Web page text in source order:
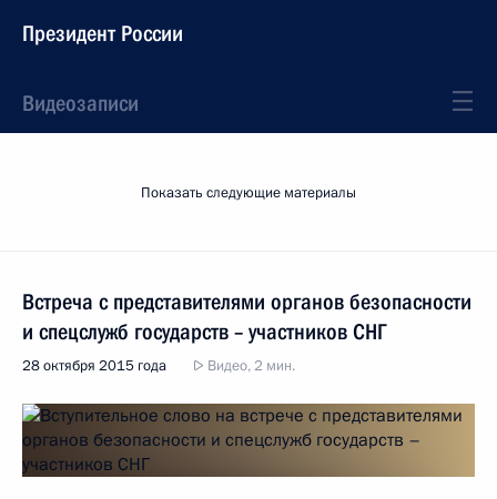
Президент России
Видеозаписи
Показать следующие материалы
Встреча с представителями органов безопасности
и спецслужб государств – участников СНГ
28 октября 2015 года Видео, 2 мин.